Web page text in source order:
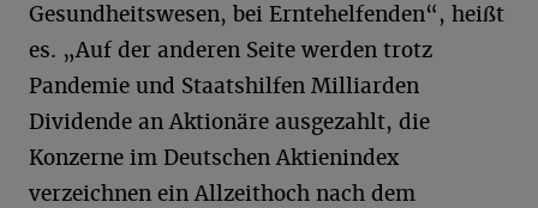
Gesundheitswesen, bei Erntehelfenden“, heißt
es. „Auf der anderen Seite werden trotz
Pandemie und Staatshilfen Milliarden
Dividende an Aktionäre ausgezahlt, die
Konzerne im Deutschen Aktienindex
verzeichnen ein Allzeithoch nach dem